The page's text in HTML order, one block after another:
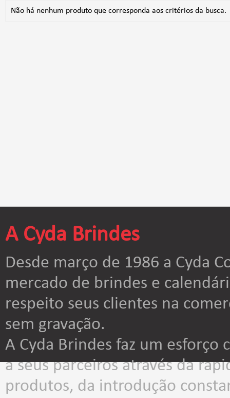
Não há nenhum produto que corresponda aos critérios da busca.
A Cyda Brindes
Desde março de 1986 a Cyda
mercado de brindes e
respeito seus clientes na
sem gravação.
A Cyda Brindes faz um
a seus parceiros através da
produtos, da introdução